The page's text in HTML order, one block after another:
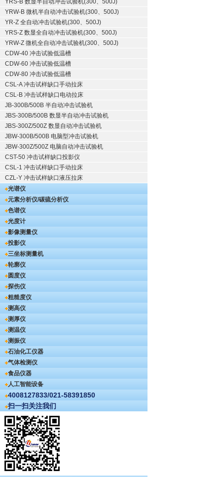
YRS-B 数显半自动冲击试验机(300、500J)
YRW-B 微机半自动冲击试验机(300、500J)
YR-Z 全自动冲击试验机(300、500J)
YRS-Z 数显全自动冲击试验机(300、500J)
YRW-Z 微机全自动冲击试验机(300、500J)
CDW-40 冲击试验低温槽
CDW-60 冲击试验低温槽
CDW-80 冲击试验低温槽
CSL-A 冲击试样缺口手动拉床
CSL-B 冲击试样缺口电动拉床
JB-300B/500B 半自动冲击试验机
JBS-300B/500B 数显半自动冲击试验机
JBS-300Z/500Z 数显自动冲击试验机
JBW-300B/500B 电脑型冲击试验机
JBW-300Z/500Z 电脑自动冲击试验机
CST-50 冲击试样缺口投影仪
CSL-1 冲击试样缺口手动拉床
CZL-Y 冲击试样缺口液压拉床
光谱仪
元素分析仪/碳硫分析仪
色谱仪
光度计
影像测量仪
投影仪
三坐标测量机
轮廓仪
圆度仪
探伤仪
粗糙度仪
测高仪
测厚仪
测温仪
测振仪
石油化工仪器
气体检测仪
食品仪器
人工智能设备
4008127833/021-58391850
扫一扫关注我们